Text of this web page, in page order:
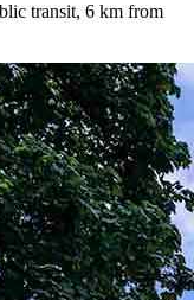
transit, 6 km from